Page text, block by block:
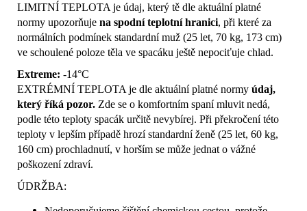
LIMITNÍ TEPLOTA je údaj, který tě dle aktuální platné
normy upozorňuje na spodní teplotní hranici, při které za
normálních podmínek standardní muž (25 let, 70 kg, 173 cm)
ve schoulené poloze těla ve spacáku ještě nepociťuje chlad.
Extreme: -14°C
EXTRÉMNÍ TEPLOTA je dle aktuální platné normy údaj,
který říká pozor. Zde se o komfortním spaní mluvit nedá,
podle této teploty spacák určitě nevybírej. Při překročení této
teploty v lepším případě hrozí standardní ženě (25 let, 60 kg,
160 cm) prochladnutí, v horším se může jednat o vážné
poškození zdraví.
ÚDRŽBA: